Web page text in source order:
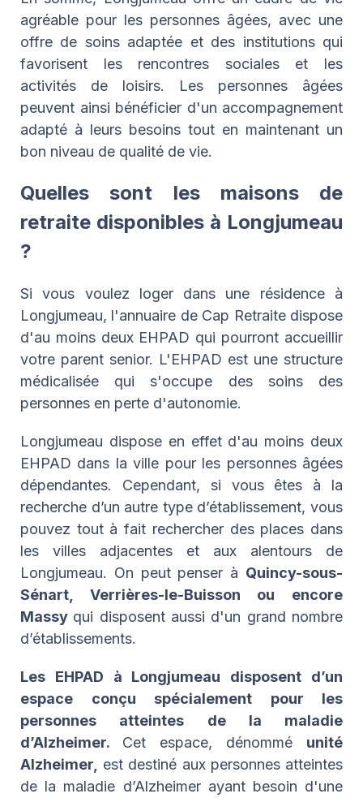
agréable pour les personnes âgées, avec une
offre de soins adaptée et des institutions qui
favorisent les rencontres sociales et les
activités de loisirs. Les personnes âgées
peuvent ainsi bénéficier d'un accompagnement
adapté à leurs besoins tout en maintenant un
bon niveau de qualité de vie.
Quelles sont les maisons de
retraite disponibles à Longjumeau
?
Si vous voulez loger dans une résidence à
Longjumeau, l'annuaire de Cap Retraite dispose
d'au moins deux EHPAD qui pourront accueillir
votre parent senior. L'EHPAD est une structure
médicalisée qui s'occupe des soins des
personnes en perte d'autonomie.
Longjumeau dispose en effet d'au moins deux
EHPAD dans la ville pour les personnes âgées
dépendantes. Cependant, si vous êtes à la
recherche d’un autre type d’établissement, vous
pouvez tout à fait rechercher des places dans
les villes adjacentes et aux alentours de
Longjumeau. On peut penser à Quincy-sous-
Sénart, Verrières-le-Buisson ou encore
Massy qui disposent aussi d'un grand nombre
d’établissements.
Les EHPAD à Longjumeau disposent d’un
espace conçu spécialement pour les
personnes atteintes de la maladie
d’Alzheimer. Cet espace, dénommé unité
Alzheimer,
est destiné aux personnes atteintes
de la maladie d’Alzheimer ayant besoin d'une